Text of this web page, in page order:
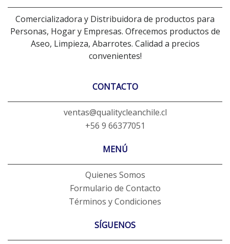
Comercializadora y Distribuidora de productos para
Personas, Hogar y Empresas. Ofrecemos productos de
Aseo, Limpieza, Abarrotes. Calidad a precios
convenientes!
CONTACTO
ventas@qualitycleanchile.cl
+56 9 66377051
MENÚ
Quienes Somos
Formulario de Contacto
Términos y Condiciones
SÍGUENOS